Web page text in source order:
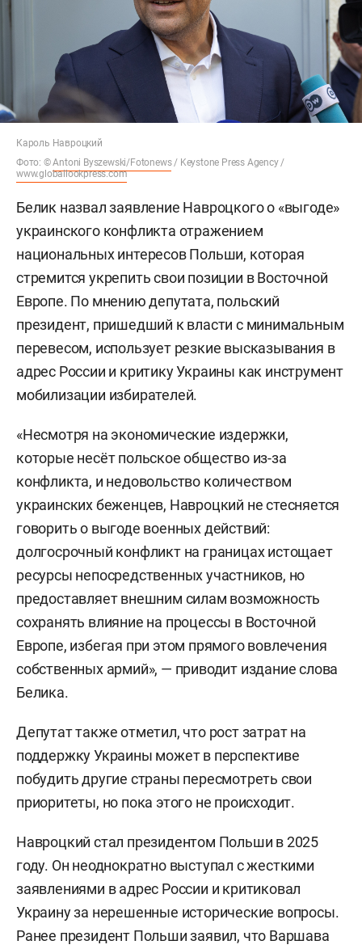
Кароль Навроцкий
Фото: ©Antoni Byszewski/Fotonews/ Keystone Press Agency /
www.globallookpress.com
Белик назвал заявление Навроцкого о «выгоде»
украинского конфликта отражением
национальных интересов Польши, которая
стремится укрепить свои позиции в Восточной
Европе. По мнению депутата, польский
президент, пришедший к власти с минимальным
перевесом, использует резкие высказывания в
адрес России и критику Украины как инструмент
мобилизации избирателей.
«Несмотря на экономические издержки,
которые несёт польское общество из-за
конфликта, и недовольство количеством
украинских беженцев, Навроцкий не стесняется
говорить о выгоде военных действий:
долгосрочный конфликт на границах истощает
ресурсы непосредственных участников, но
предоставляет внешним силам возможность
сохранять влияние на процессы в Восточной
Европе, избегая при этом прямого вовлечения
собственных армий», — приводит издание слова
Белика.
Депутат также отметил, что рост затрат на
поддержку Украины может в перспективе
побудить другие страны пересмотреть свои
приоритеты, но пока этого не происходит.
Навроцкий стал президентом Польши в 2025
году. Он неоднократно выступал с жесткими
заявлениями в адрес России и критиковал
Украину за нерешенные исторические вопросы.
Ранее президент Польши заявил, что Варшава